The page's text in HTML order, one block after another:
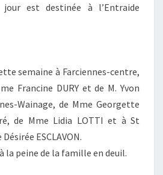
est destinée à l’Entraide
semaine à Farciennes-centre,
Francine DURY et de M. Yvon
Wainage, de Mme Georgette
de Mme Lidia LOTTI et à St
ESCLAVON.
la peine de la famille en deuil.